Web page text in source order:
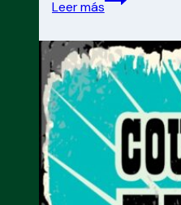
Leer másFestival
de
San
Pedro
llegó
al
Tecnódromo
de
Expoagro